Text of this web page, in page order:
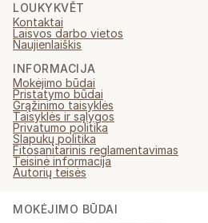
LOUKYKVĚT
Kontaktai
Laisvos darbo vietos
Naujienlaiškis
INFORMACIJA
Mokėjimo būdai
Pristatymo būdai
Grąžinimo taisyklės
Taisyklės ir sąlygos
Privatumo politika
Slapukų politika
Fitosanitarinis reglamentavimas
Teisinė informacija
Autorių teisės
MOKĖJIMO BŪDAI